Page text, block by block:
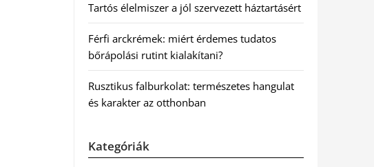
Tartós élelmiszer a jól szervezett háztartásért
Férfi arckrémek: miért érdemes tudatos
bőrápolási rutint kialakítani?
Rusztikus falburkolat: természetes hangulat
és karakter az otthonban
Kategóriák